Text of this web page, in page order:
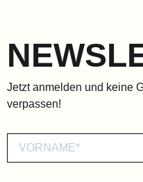
Jetzt anmelden und keine
verpassen!